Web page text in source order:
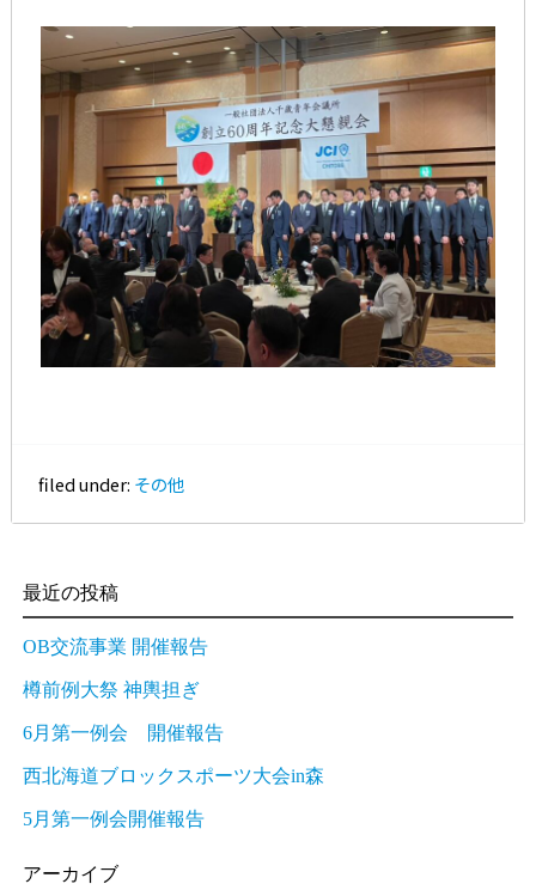
filed under: その他
最近の投稿
OB交流事業 開催報告
樽前例大祭 神輿担ぎ
6月第一例会 開催報告
西北海道ブロックスポーツ大会in森
5月第一例会開催報告
アーカイブ